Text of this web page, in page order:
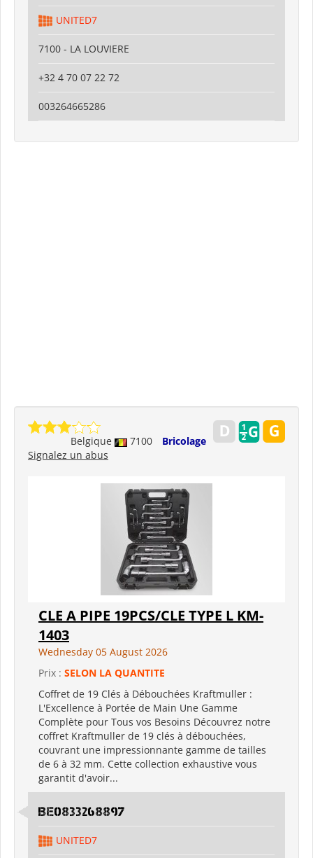
UNITED7
7100 - LA LOUVIERE
+32 4 70 07 22 72
003264665286
Belgique 7100
Bricolage
Signalez un abus
CLE A PIPE 19PCS/CLE TYPE L KM-
1403
Wednesday 05 August 2026
Prix : SELON LA QUANTITE
Coffret de 19 Clés à Débouchées Kraftmuller :
L'Excellence à Portée de Main Une Gamme
Complète pour Tous vos Besoins Découvrez notre
coffret Kraftmuller de 19 clés à débouchées,
couvrant une impressionnante gamme de tailles
de 6 à 32 mm. Cette collection exhaustive vous
garantit d'avoir...
BE0833268897
UNITED7